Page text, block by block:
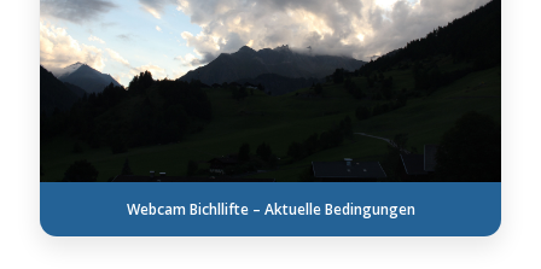
Webcam Bichllifte – Aktuelle Bedingungen